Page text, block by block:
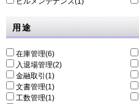
用途
在庫管理(6)
入退場管理(2)
金融取引(1)
文書管理(1)
工数管理(1)